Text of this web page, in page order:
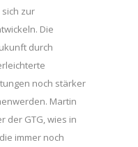
zur
Die
durch
noch stärker
Martin
der GTG, wies in
immer noch